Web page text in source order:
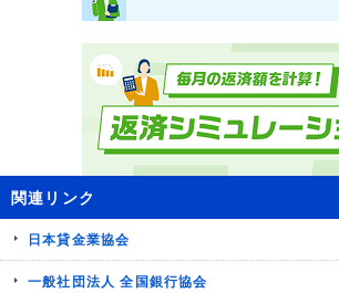
関連リンク
日本貸金業協会
一般社団法人 全国銀行協会